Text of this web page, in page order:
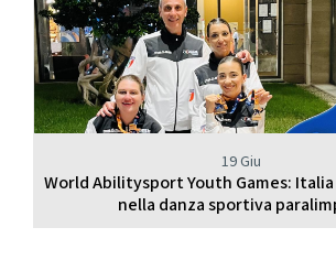
19 Giu
World Abilitysport Youth Games:
nella danza sportiva